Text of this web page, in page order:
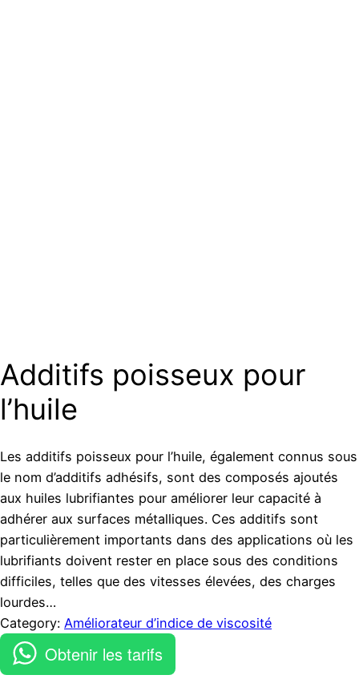
Additifs poisseux pour
l’huile
Les additifs poisseux pour l’huile, également connus sous
le nom d’additifs adhésifs, sont des composés ajoutés
aux huiles lubrifiantes pour améliorer leur capacité à
adhérer aux surfaces métalliques. Ces additifs sont
particulièrement importants dans des applications où les
lubrifiants doivent rester en place sous des conditions
difficiles, telles que des vitesses élevées, des charges
lourdes…
Category: Améliorateur d’indice de viscosité
Obtenir les tarifs